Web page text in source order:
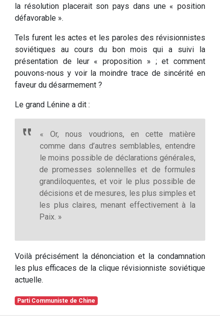
la résolution placerait son pays dans une « position
défavorable ».
Tels furent les actes et les paroles des révisionnistes
soviétiques au cours du bon mois qui a suivi la
présentation de leur « proposition » ; et comment
pouvons-nous y voir la moindre trace de sincérité en
faveur du désarmement ?
Le grand Lénine a dit :
« Or, nous voudrions, en cette matière
comme dans d’autres semblables, entendre
le moins possible de déclarations générales,
de promesses solennelles et de formules
grandiloquentes, et voir le plus possible de
décisions et de mesures, les plus simples et
les plus claires, menant effectivement à la
Paix. »
Voilà précisément la dénonciation et la condamnation
les plus efficaces de la clique révisionniste soviétique
actuelle.
Parti Communiste de Chine